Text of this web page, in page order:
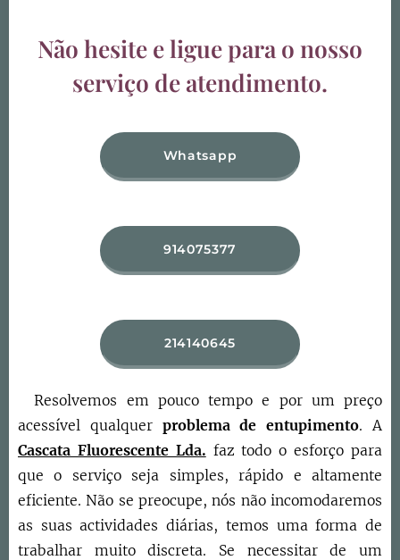
Não hesite e ligue para o nosso
serviço de atendimento.
Whatsapp
914075377
214140645
Resolvemos em pouco tempo e por um preço
acessível qualquer problema de entupimento. A
Cascata Fluorescente Lda. faz todo o esforço para
que o serviço seja simples, rápido e altamente
eficiente. Não se preocupe, nós não incomodaremos
as suas actividades diárias, temos uma forma de
trabalhar muito discreta. Se necessitar de um